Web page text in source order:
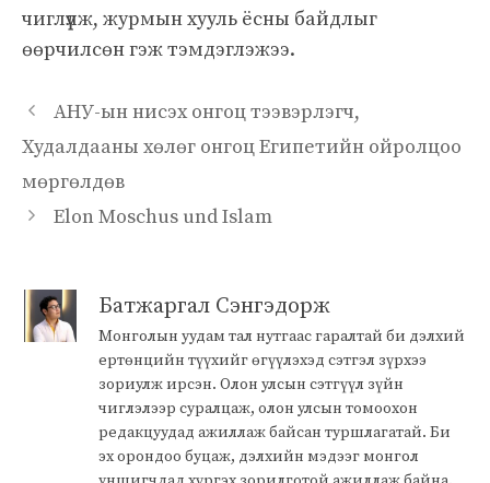
чиглүүлж, журмын хууль ёсны байдлыг
өөрчилсөн гэж тэмдэглэжээ.
АНУ-ын нисэх онгоц тээвэрлэгч,
Худалдааны хөлөг онгоц Египетийн ойролцоо
мөргөлдөв
Elon Moschus und Islam
Батжаргал Сэнгэдорж
Монголын уудам тал нутгаас гаралтай би дэлхий
ертөнцийн түүхийг өгүүлэхэд сэтгэл зүрхээ
зориулж ирсэн. Олон улсын сэтгүүл зүйн
чиглэлээр суралцаж, олон улсын томоохон
редакцуудад ажиллаж байсан туршлагатай. Би
эх орондоо буцаж, дэлхийн мэдээг монгол